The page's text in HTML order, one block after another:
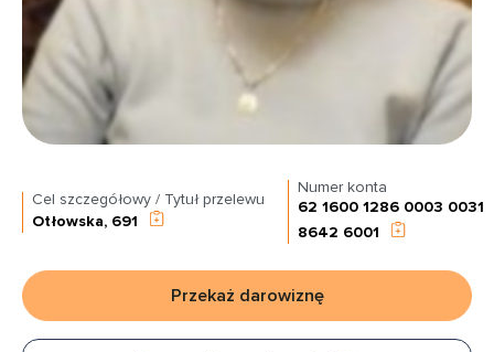
Cel szczegółowy / Tytuł przelewu
Otłowska, 691
Numer konta
62 1600 1286 0003 0031
8642 6001
Przekaż darowiznę